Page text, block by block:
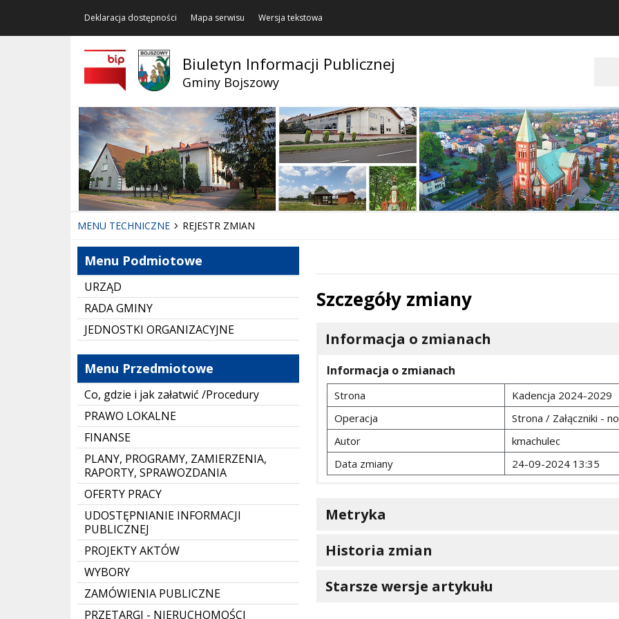
Deklaracja dostępności Mapa serwisu Wersja tekstowa
Biuletyn Informacji Publicznej
Gminy Bojszowy
MENU TECHNICZNE REJESTR ZMIAN
Menu Podmiotowe
URZĄD
RADA GMINY
JEDNOSTKI ORGANIZACYJNE
Menu Przedmiotowe
Co, gdzie i jak załatwić /Procedury
PRAWO LOKALNE
FINANSE
PLANY, PROGRAMY, ZAMIERZENIA,
RAPORTY, SPRAWOZDANIA
OFERTY PRACY
UDOSTĘPNIANIE INFORMACJI
PUBLICZNEJ
PROJEKTY AKTÓW
WYBORY
ZAMÓWIENIA PUBLICZNE
PRZETARGI - NIERUCHOMOŚCI
Szczegóły zmiany
Informacja o zmianach
Informacja o zmianach
Strona
Kadencja 2024-2029
Operacja
Strona / Załączniki -
Autor
kmachulec
Data zmiany
24-09-2024 13:35
Metryka
Historia zmian
Starsze wersje artykułu